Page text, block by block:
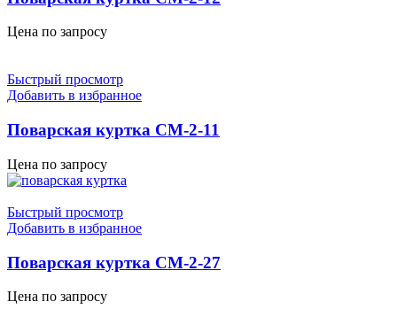
Цена по запросу
Быстрый просмотр
Добавить в избранное
Поварская куртка СМ-2-11
Цена по запросу
Быстрый просмотр
Добавить в избранное
Поварская куртка СМ-2-27
Цена по запросу